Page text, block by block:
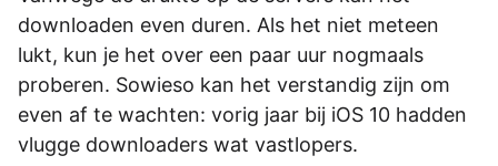
downloaden even duren. Als het niet meteen
lukt, kun je het over een paar uur nogmaals
proberen. Sowieso kan het verstandig zijn om
even af te wachten: vorig jaar bij iOS 10 hadden
vlugge downloaders wat vastlopers.